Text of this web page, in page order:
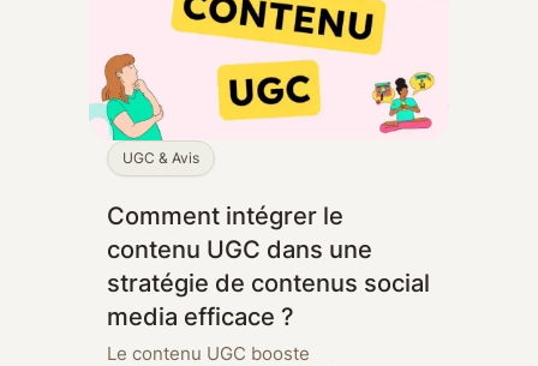
UGC & Avis
Comment intégrer le
contenu UGC dans une
stratégie de contenus social
media efficace ?
Le contenu UGC booste